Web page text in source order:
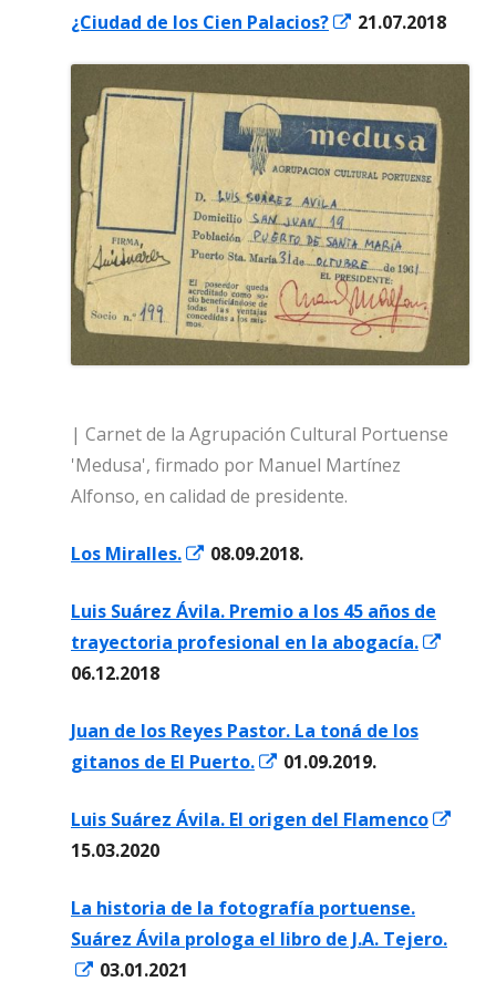
una
nueva
¿Ciudad de los Cien Palacios?
Abrir
ventana
nueva
21.07.2018
| Carnet de la Agrupación Cultural Portuense
'Medusa', firmado por Manuel Martínez
Alfonso, en calidad de presidente.
Los Miralles.
Abrir
una
ventana
08.09.2018.
Luis Suárez Ávila. Premio a los 45 años de
trayectoria profesional en la abogacía.
06.12.2018
Juan de los Reyes Pastor. La toná de los
gitanos de El Puerto.
Abrir
una
01.09.2019.
Luis Suárez Ávila. El origen del Flamenco
15.03.2020
La historia de la fotografía portuense.
Suárez Ávila prologa el libro de J.A. Tejero.
Abrir
03.01.2021